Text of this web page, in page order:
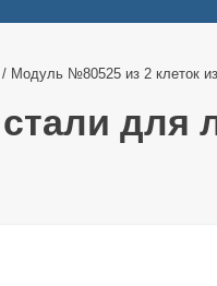
/ Модуль №80525 из 2 клеток
для